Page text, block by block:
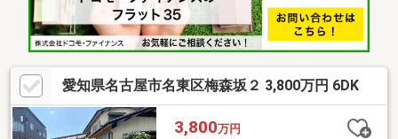
に浴室がございます！◆トイレ2ヶ所有！◆車種により5台駐車可
能です！来客時にも心強いですね！
愛知県名古屋市名東区梅森坂２ 3,800万円 6DK
3,800万円